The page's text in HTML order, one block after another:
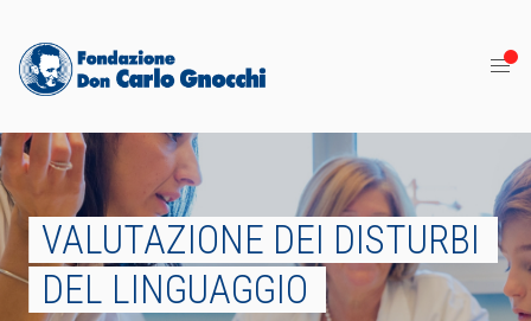
VALUTAZIONE DEI DISTURBI
DEL LINGUAGGIO